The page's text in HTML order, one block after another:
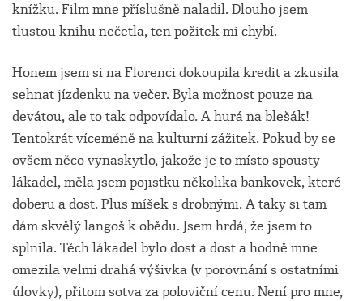
knížku. Film mne příslušně naladil. Dlouho jsem
tlustou knihu nečetla, ten požitek mi chybí.
Honem jsem si na Florenci dokoupila kredit a zkusila
sehnat jízdenku na večer. Byla možnost pouze na
devátou, ale to tak odpovídalo. A hurá na blešák!
Tentokrát víceméně na kulturní zážitek. Pokud by se
ovšem něco vynaskytlo, jakože je to místo spousty
lákadel, měla jsem pojistku několika bankovek, které
doberu a dost. Plus míšek s drobnými. A taky si tam
dám skvělý langoš k obědu. Jsem hrdá, že jsem to
splnila. Těch lákadel bylo dost a dost a hodně mne
omezila velmi drahá výšivka (v porovnání s ostatními
úlovky), přitom sotva za poloviční cenu. Není pro mne,